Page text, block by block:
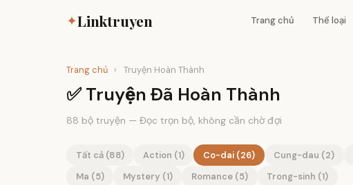
✦Linktruyen Trang chủ Thể loại
Trang chủ › Truyện Hoàn Thành
✅ Truyện Đã Hoàn Thành
88 bộ truyện — Đọc trọn bộ, không cần chờ đợi
Tất cả (88) Action (1) Co-dai (26) Cung-dau (2)
Ma (5)
Mystery (1) Romance (5) Trong-sinh (1)